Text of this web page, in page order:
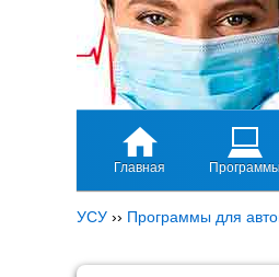
Главная Программы
УСУ ›› Программы для